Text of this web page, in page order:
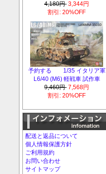
4,180円 3,344円
割引: 20%OFF
予約する 1/35 イタリア軍
L6/40 (M6) 軽戦車 試作車
9,460円 7,568円
割引: 20%OFF
配送と返品について
個人情報保護方針
ご利用規約
お問い合わせ
サイトマップ